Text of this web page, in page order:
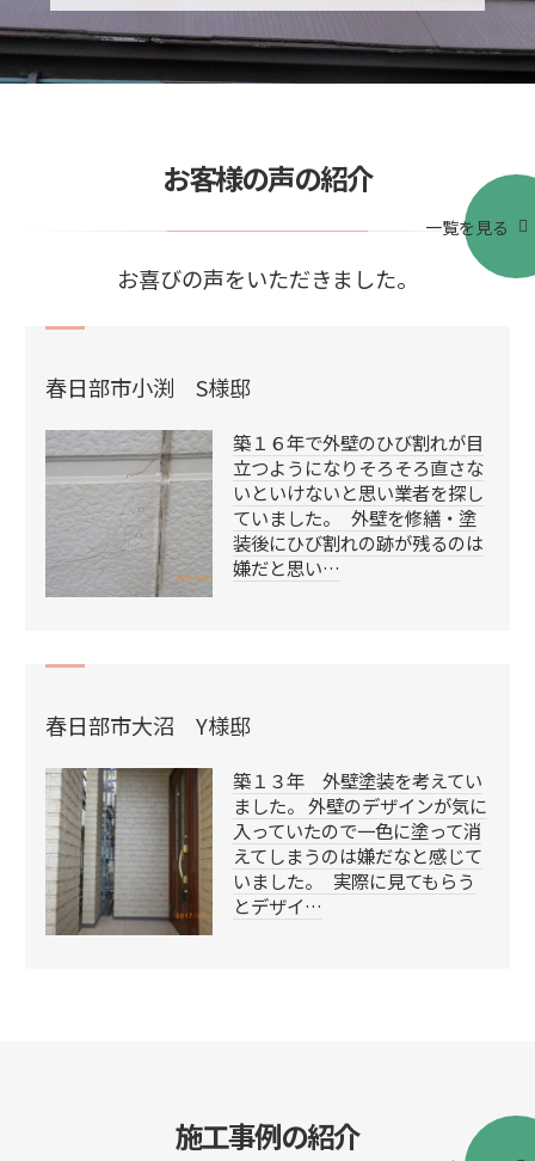
お客様の声の紹介
お喜びの声をいただきました。
一覧を見る
春日部市小渕 S様邸
築１６年で外壁のひび割れが目
立つようになりそろそろ直さな
いといけないと思い業者を探し
ていました。 外壁を修繕・塗
装後にひび割れの跡が残るのは
嫌だと思い…
春日部市大沼 Y様邸
築１３年 外壁塗装を考えてい
ました。 外壁のデザインが気に
入っていたので一色に塗って消
えてしまうのは嫌だなと感じて
いました。 実際に見てもらう
とデザイ…
施工事例の紹介